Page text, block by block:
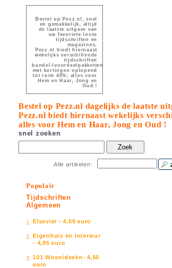
Bestel op Pezz.nl, snel
en gemakkelijk, altijd
de laatste uitgave van
uw favoriete losse
tijdschriften en
magazines.
Pezz.nl biedt hiernaast
wekelijks verschillende
tijdschriften
bundel-/voordeelpakketten
met kortingen oplopend
tot ruim 40%; alles voor
Hem en Haar, Jong en
Oud !
Bestel op Pezz.nl dagelijks de laatste
Pezz.nl biedt hiernaast wekelijks
alles voor Hem en Haar, Jong en Oud !
snel zoeken
Zoek
Alle artikelen:
Populair
Tijdschriften
Algemeen
1. Elsevier - 4,50 euro
2. Eigenhuis en Interieur
- 4,95 euro
3. 101 Woonideeën- 4,50
euro